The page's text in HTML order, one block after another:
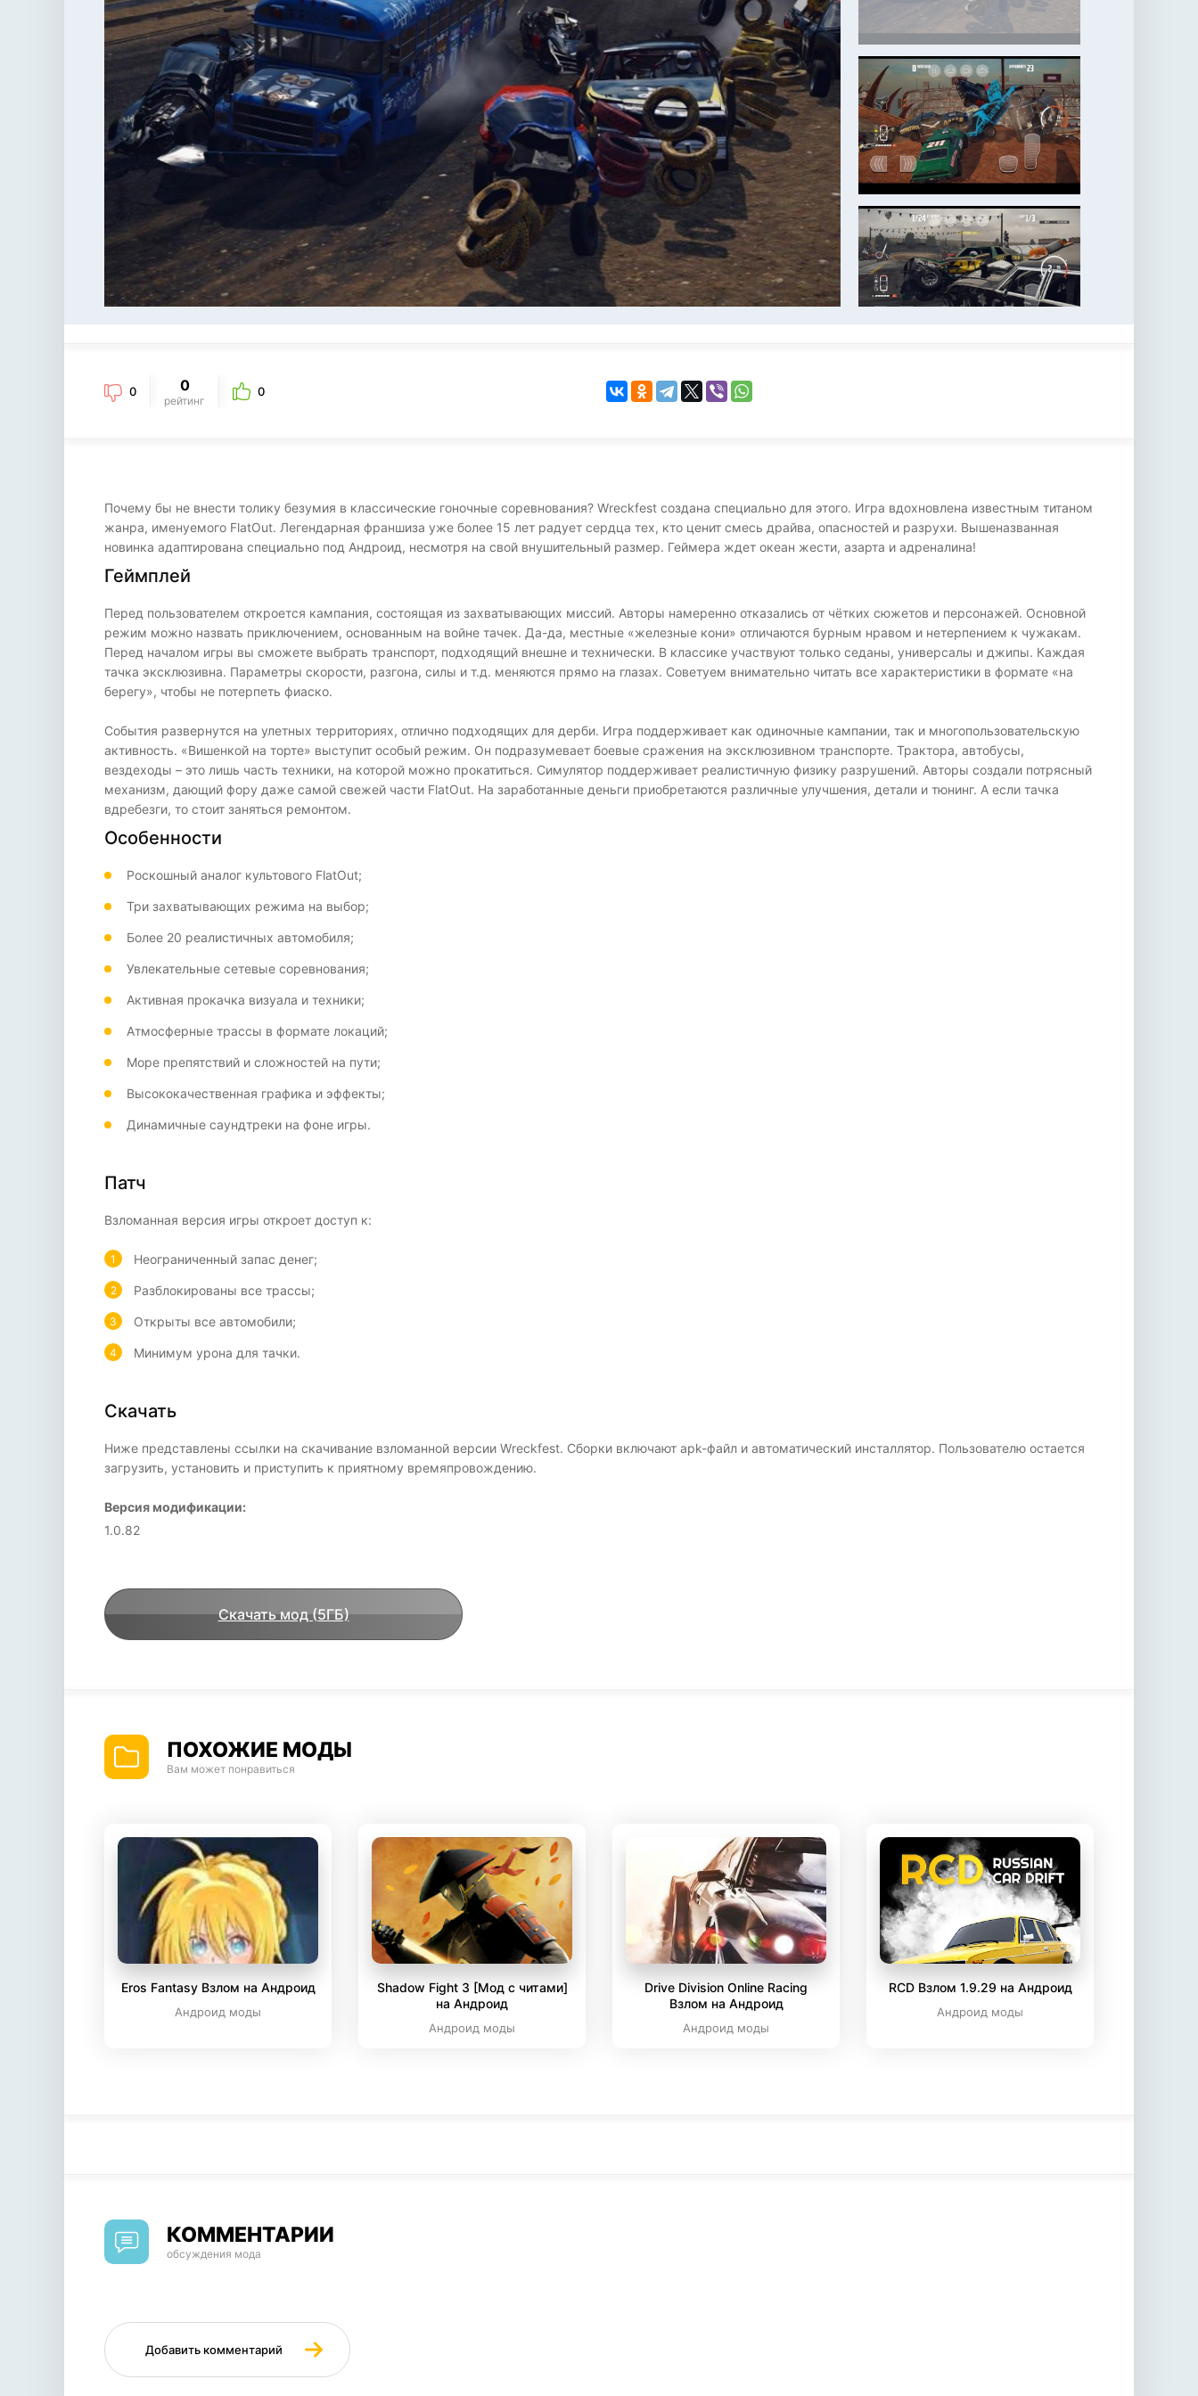
KINGDOM COME:
DELIVERANCE
бродилка
KENSHI
экшн
0 0
рейтинг
0
Почему бы не внести толику безумия в классические гоночные соревнования? Wreckfest создана специально для этого. Игра вдохновлена известным титаном
жанра, именуемого FlatOut. Легендарная франшиза уже более 15 лет радует сердца тех, кто ценит смесь драйва, опасностей и разрухи. Вышеназванная
новинка адаптирована специально под Андроид, несмотря на свой внушительный размер. Геймера ждет океан жести, азарта и адреналина!
Геймплей
Перед пользователем откроется кампания, состоящая из захватывающих миссий. Авторы намеренно отказались от чётких сюжетов и персонажей. Основной
режим можно назвать приключением, основанным на войне тачек. Да-да, местные «железные кони» отличаются бурным нравом и нетерпением к чужакам.
Перед началом игры вы сможете выбрать транспорт, подходящий внешне и технически. В классике участвуют только седаны, универсалы и джипы. Каждая
тачка эксклюзивна. Параметры скорости, разгона, силы и т.д. меняются прямо на глазах. Советуем внимательно читать все характеристики в формате «на
берегу», чтобы не потерпеть фиаско.
События развернутся на улетных территориях, отлично подходящих для дерби. Игра поддерживает как одиночные кампании, так и многопользовательскую
активность. «Вишенкой на торте» выступит особый режим. Он подразумевает боевые сражения на эксклюзивном транспорте. Трактора, автобусы,
вездеходы – это лишь часть техники, на которой можно прокатиться. Симулятор поддерживает реалистичную физику разрушений. Авторы создали потрясный
механизм, дающий фору даже самой свежей части FlatOut. На заработанные деньги приобретаются различные улучшения, детали и тюнинг. А если тачка
вдребезги, то стоит заняться ремонтом.
Особенности
Роскошный аналог культового FlatOut;
Три захватывающих режима на выбор;
Более 20 реалистичных автомобиля;
Увлекательные сетевые соревнования;
Активная прокачка визуала и техники;
Атмосферные трассы в формате локаций;
Море препятствий и сложностей на пути;
Высококачественная графика и эффекты;
Динамичные саундтреки на фоне игры.
Патч
Взломанная версия игры откроет доступ к:
Неограниченный запас денег;
Разблокированы все трассы;
Открыты все автомобили;
Минимум урона для тачки.
Скачать
Ниже представлены ссылки на скачивание взломанной версии Wreckfest. Сборки включают apk-файл и автоматический инсталлятор. Пользователю остается
загрузить, установить и приступить к приятному времяпровождению.
Версия модификации:
1.0.82
Скачать мод (5ГБ)
ПОХОЖИЕ МОДЫ
Вам может понравиться
Eros Fantasy Взлом на Андроид
Андроид моды
Shadow Fight 3 [Мод с читами]
на Андроид
Андроид моды
Drive Division Online Racing
Взлом на Андроид
Андроид моды
RCD Взлом 1.9.29 на Андроид
Андроид моды
КОММЕНТАРИИ
обсуждения мода
Добавить комментарий